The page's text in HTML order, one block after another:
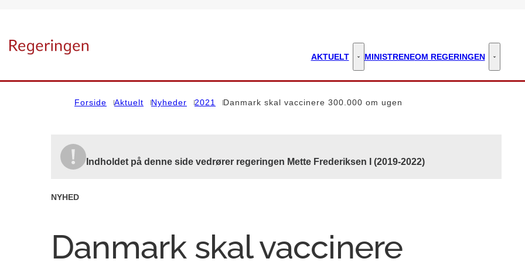
AKTUELT Aktuelt - Flere links
MINISTRENEOM REGERINGEN Om
Forside Aktuelt Nyheder 2021 Danmark skal vaccinere 300.000 om ugen
Indholdet på denne side vedrører regeringen Mette Frederiksen I (2019-2022)
NYHED
Danmark skal vaccinere